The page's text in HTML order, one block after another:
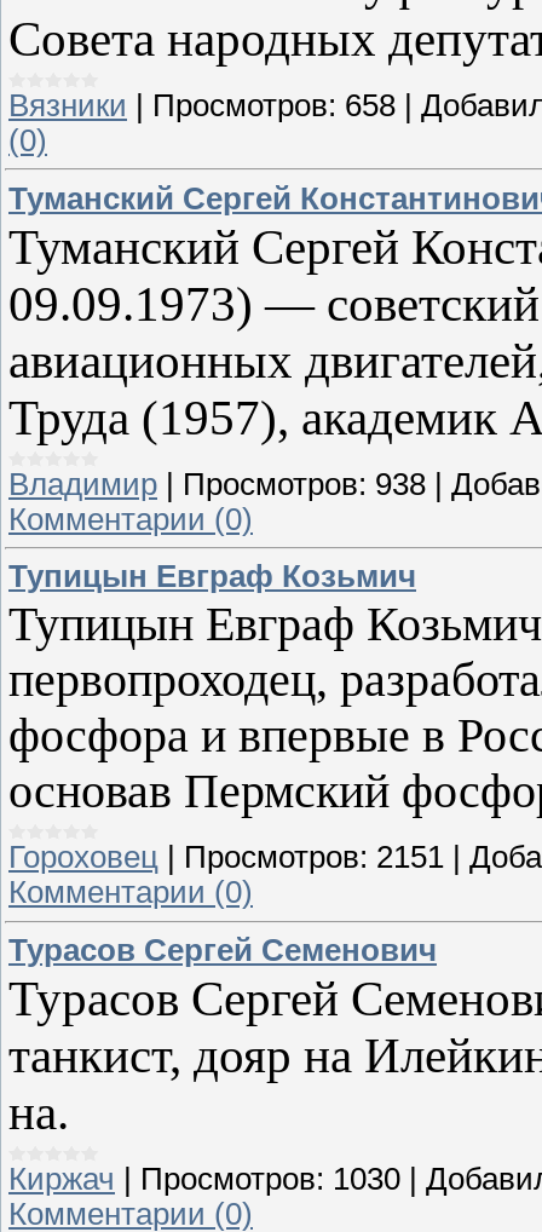
Совета народных
Вязники Просмотров: 658
(0)
Туманский Сергей
Туманский Сергей
09.09.1973) —
авиационных
Труда (1957),
Владимир | Просмотров: 938 |
Комментарии (0)
Тупицын Евграф Козьмич
Тупицын Евграф
первопроходец,
фосфора и впервые в
основав Пермский
Гороховец Просмотров: 2151
Комментарии (0)
Турасов Сергей Семенович
Турасов Сергей
танкист, дояр на
на.
Киржач Просмотров: 1030
Комментарии (0)